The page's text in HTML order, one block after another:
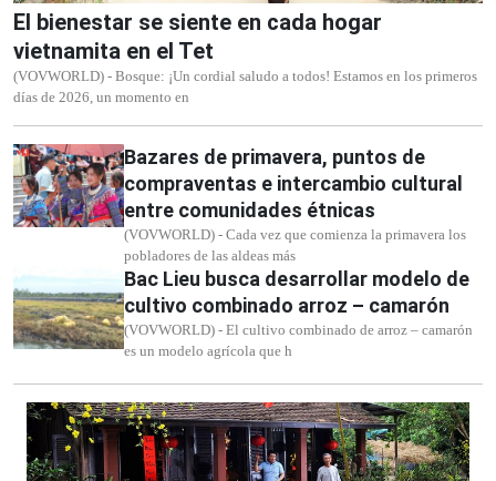
El bienestar se siente en cada hogar
vietnamita en el Tet
(VOVWORLD) - Bosque: ¡Un cordial saludo a todos! Estamos en los primeros
días de 2026, un momento en
Bazares de primavera, puntos de
compraventas e intercambio cultural
entre comunidades étnicas
(VOVWORLD) - Cada vez que comienza la primavera los
pobladores de las aldeas más
Bac Lieu busca desarrollar modelo de
cultivo combinado arroz – camarón
(VOVWORLD) - El cultivo combinado de arroz – camarón
es un modelo agrícola que h